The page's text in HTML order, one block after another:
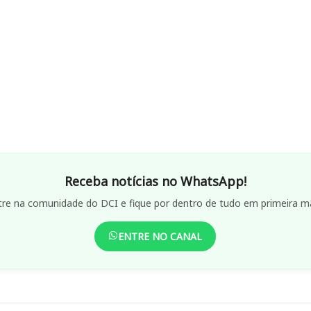
Receba notícias no WhatsApp!
na comunidade do DCI e fique por dentro de tudo em primeira
ENTRE NO CANAL